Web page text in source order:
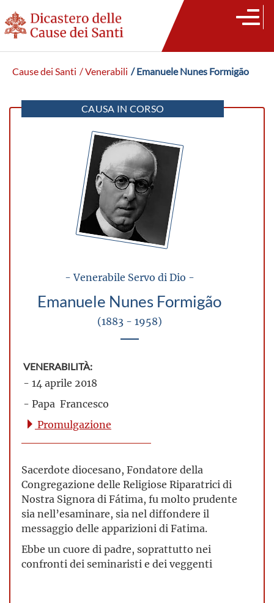
Cause dei Santi / Venerabili / Emanuele Nunes Formigão
CAUSA IN CORSO
- Venerabile Servo di Dio -
Emanuele Nunes Formigão
(1883 - 1958)
VENERABILITÀ:
- 14 aprile 2018
- Papa Francesco
Promulgazione
Sacerdote diocesano, Fondatore della
Congregazione delle Religiose Riparatrici di
Nostra Signora di Fátima, fu molto prudente
sia nell’esaminare, sia nel diffondere il
messaggio delle apparizioni di Fatima.
Ebbe un cuore di padre, soprattutto nei
confronti dei seminaristi e dei veggenti